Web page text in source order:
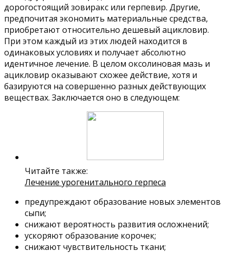
дорогостоящий зовиракс или герпевир. Другие,
предпочитая экономить материальные средства,
приобретают относительно дешевый ацикловир.
При этом каждый из этих людей находится в
одинаковых условиях и получает абсолютно
идентичное лечение. В целом оксолиновая мазь и
ацикловир оказывают схожее действие, хотя и
базируются на совершенно разных действующих
веществах. Заключается оно в следующем:
Читайте также:
Лечение урогенитального герпеса
предупреждают образование новых элементов
сыпи;
снижают вероятность развития осложнений;
ускоряют образование корочек;
снижают чувствительность ткани;